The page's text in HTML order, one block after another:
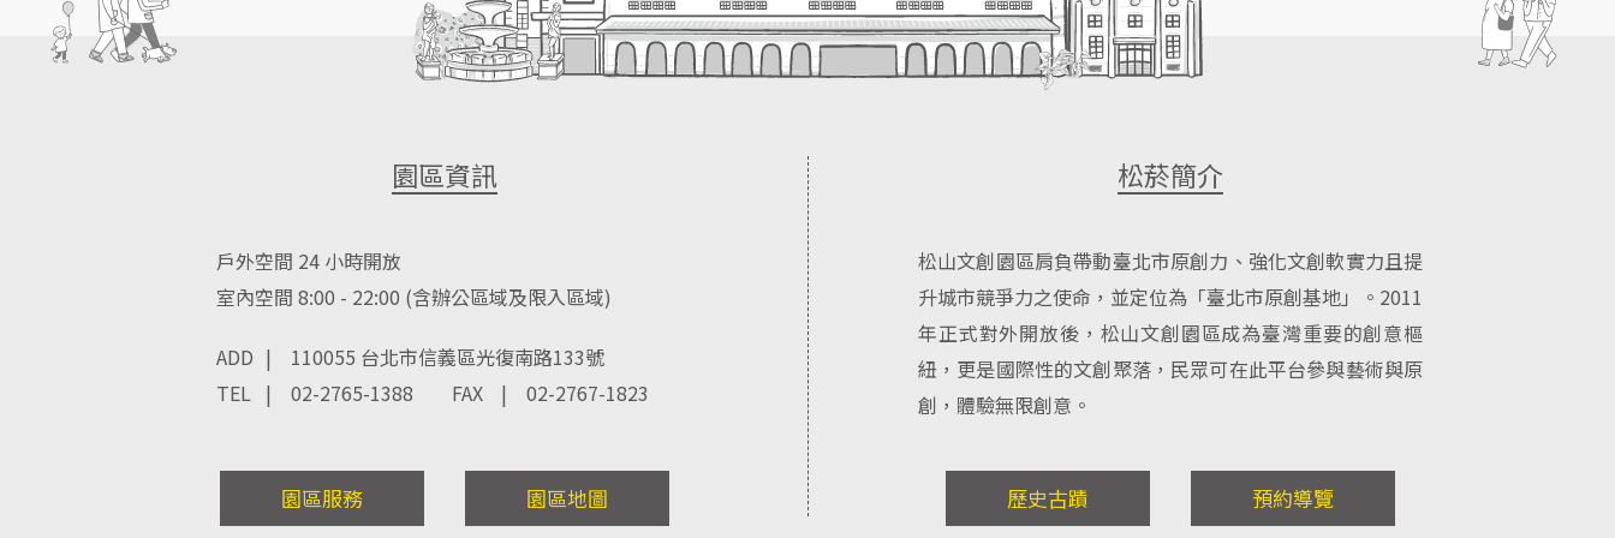
園區資訊
戶外空間 24 小時開放
室內空間 8:00 - 22:00 (含辦公區域及限入區域)
ADD | 110055 台北市信義區光復南路133號
TEL | 02-2765-1388 FAX | 02-2767-1823
園區服務 園區地圖
松菸簡介
松山文創園區肩負帶動臺北市原創力、強化文創軟實力且提
升城市競爭力之使命，並定位為「臺北市原創基地」。2011
年正式對外開放後，松山文創園區成為臺灣重要的創意樞
紐，更是國際性的文創聚落，民眾可在此平台參與藝術與原
創，體驗無限創意。
歷史古蹟 預約導覽